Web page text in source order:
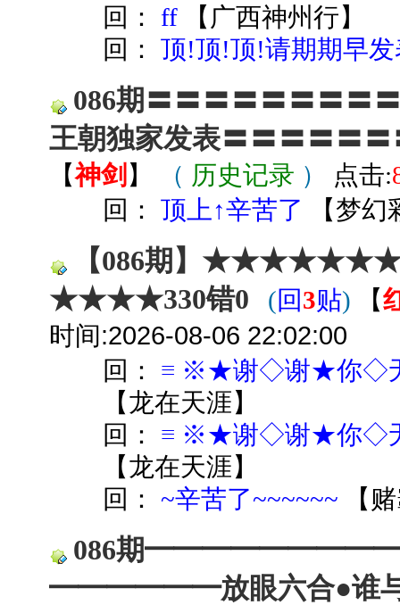
回： ff 【 广西神州行】
回：顶!顶!顶!请期期早
086期〓〓〓〓〓〓〓〓
王朝独家发表〓〓〓〓〓
【神剑 】 （ 历史记录 ） 点击:
回：顶上↑辛苦了 【梦幻
【086期】★★★★★★★★
★★★★330错0
(回3贴) 【
时间:2026-08-06 22:02:00
回： ≡ ※★谢◇谢★你◇
【龙在天涯】
回： ≡ ※★谢◇谢★你◇
【龙在天涯】
回：~辛苦了~~~~~~ 【
086期━━━━━━━━━━
━━━━━━放眼六合●谁与